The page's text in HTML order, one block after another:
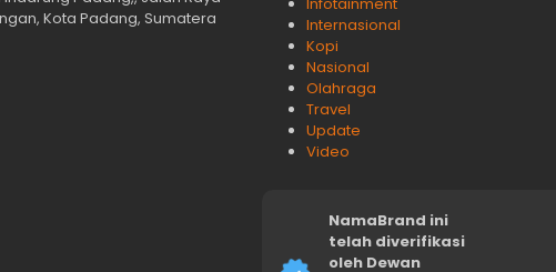
Kota Padang, Sumatera
Infotainment
Internasional
Kopi
Nasional
Olahraga
Travel
Update
Video
NamaBrand ini
telah diverifikasi
oleh Dewan